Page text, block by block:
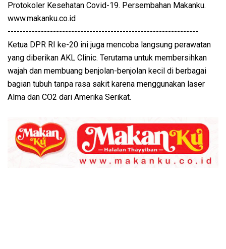
Protokoler Kesehatan Covid-19. Persembahan Makanku.
www.makanku.co.id
---------------------------------------------------------------
Ketua DPR RI ke-20 ini juga mencoba langsung perawatan
yang diberikan AKL Clinic. Terutama untuk membersihkan
wajah dan membuang benjolan-benjolan kecil di berbagai
bagian tubuh tanpa rasa sakit karena menggunakan laser
Alma dan CO2 dari Amerika Serikat.